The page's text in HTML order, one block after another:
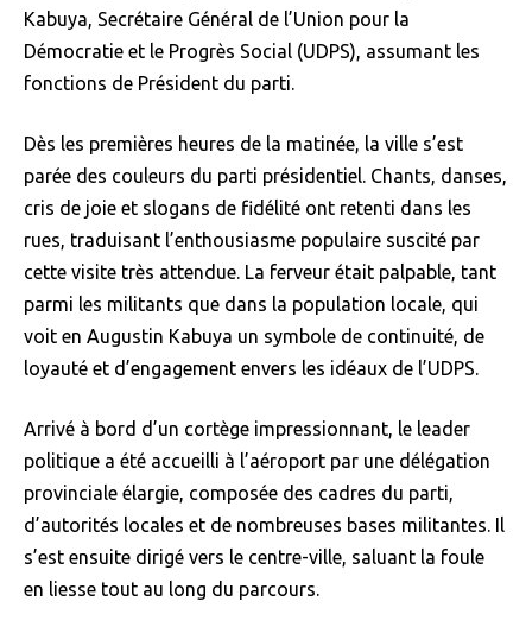
Kabuya, Secrétaire Général de l’Union pour la
Démocratie et le Progrès Social (UDPS), assumant les
fonctions de Président du parti.
Dès les premières heures de la matinée, la ville s’est
parée des couleurs du parti présidentiel. Chants, danses,
cris de joie et slogans de fidélité ont retenti dans les
rues, traduisant l’enthousiasme populaire suscité par
cette visite très attendue. La ferveur était palpable, tant
parmi les militants que dans la population locale, qui
voit en Augustin Kabuya un symbole de continuité, de
loyauté et d’engagement envers les idéaux de l’UDPS.
Arrivé à bord d’un cortège impressionnant, le leader
politique a été accueilli à l’aéroport par une délégation
provinciale élargie, composée des cadres du parti,
d’autorités locales et de nombreuses bases militantes. Il
s’est ensuite dirigé vers le centre-ville, saluant la foule
en liesse tout au long du parcours.